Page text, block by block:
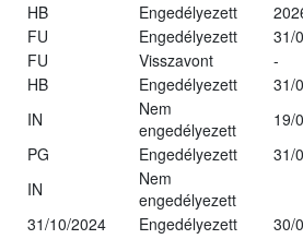
HB Engedélyezett
FU Engedélyezett
31/
FU Visszavont
-
HB Engedélyezett
31/
IN
Nem
engedélyezett
19/
PG Engedélyezett
31/
IN
Nem
engedélyezett
31/10/2024 Engedélyezett
30/